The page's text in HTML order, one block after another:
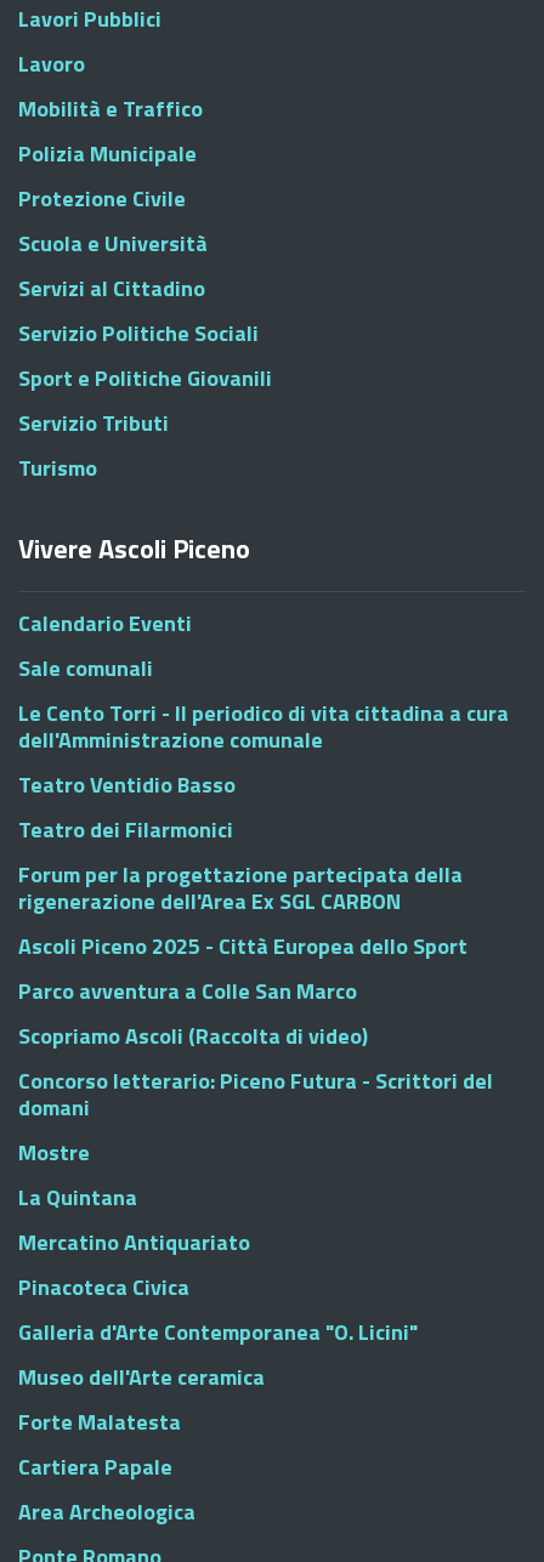
Lavori Pubblici
Lavoro
Mobilità e Traffico
Polizia Municipale
Protezione Civile
Scuola e Università
Servizi al Cittadino
Servizio Politiche Sociali
Sport e Politiche Giovanili
Servizio Tributi
Turismo
Vivere Ascoli Piceno
Calendario Eventi
Sale comunali
Le Cento Torri - Il periodico di vita cittadina a cura
dell'Amministrazione comunale
Teatro Ventidio Basso
Teatro dei Filarmonici
Forum per la progettazione partecipata della
rigenerazione dell'Area Ex SGL CARBON
Ascoli Piceno 2025 - Città Europea dello Sport
Parco avventura a Colle San Marco
Scopriamo Ascoli (Raccolta di video)
Concorso letterario: Piceno Futura - Scrittori del
domani
Mostre
La Quintana
Mercatino Antiquariato
Pinacoteca Civica
Galleria d'Arte Contemporanea "O. Licini"
Museo dell'Arte ceramica
Forte Malatesta
Cartiera Papale
Area Archeologica